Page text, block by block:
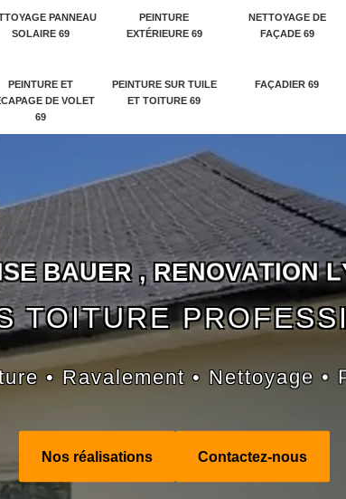
PANNEAU
SOLAIRE 69
PEINTURE
EXTÉRIEURE 69
NETTOYAGE DE
FAÇADE 69
PEINTURE ET
DE VOLET
69
PEINTURE SUR TUILE
ET TOITURE 69
FAÇADIER 69
SE BAUER , RENOVATION L
TOITURE
• Ravalement • Nettoyage •
Nos réalisations Contactez-nous